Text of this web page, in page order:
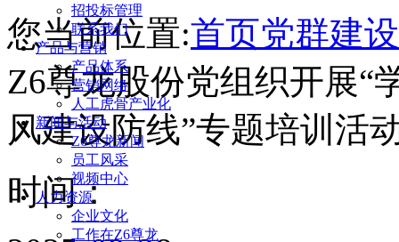
招投标管理
联系我们
产品与营销
产品体系
营销网络
人工虎骨产业化
新闻与活动
Z6尊龙新闻
员工风采
视频中心
人力资源
企业文化
工作在Z6尊龙
您当前位置:首页党群建设
Z6尊龙股份党组织开展“
风建设防线”专题培训活
时间：